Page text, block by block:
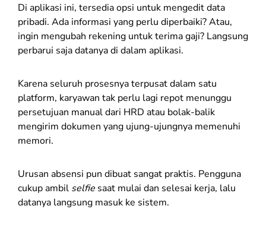
Di aplikasi ini, tersedia opsi untuk mengedit data
pribadi. Ada informasi yang perlu diperbaiki? Atau,
ingin mengubah rekening untuk terima gaji? Langsung
perbarui saja datanya di dalam aplikasi.
Karena seluruh prosesnya terpusat dalam satu
platform, karyawan tak perlu lagi repot menunggu
persetujuan manual dari HRD atau bolak-balik
mengirim dokumen yang ujung-ujungnya memenuhi
memori.
Urusan absensi pun dibuat sangat praktis. Pengguna
cukup ambil selfie saat mulai dan selesai kerja, lalu
datanya langsung masuk ke sistem.